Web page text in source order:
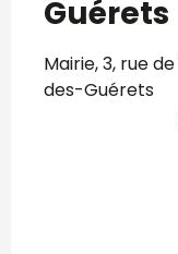
Guérets
Mairie, 3, rue
des-Guérets